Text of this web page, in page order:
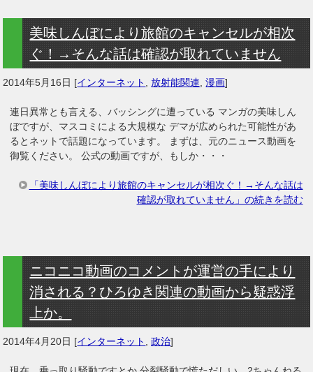
美味しんぼにより旅館のキャンセルが相次
ぐ！→そんな話は確認が取れていません
2014年5月16日 [インターネット ,放射能関連 ,漫画]
連日異常とも言える、バッシングに遭っている マンガの美味しん
ぼですが、マスコミによる大規模な デマが広められた可能性があ
るとネットで話題になっています。 まずは、元のニュース動画を
御覧ください。 公式の動画ですが、もしか・・・
「美味しんぼにより旅館のキャンセルが相次ぐ！→そんな話は
確認が取れていません」の続きを読む
ニコニコ動画のコメントが運営の手により
消される？ひろゆき関連の動画から疑惑浮
上か。
2014年4月20日 [インターネット ,政治]